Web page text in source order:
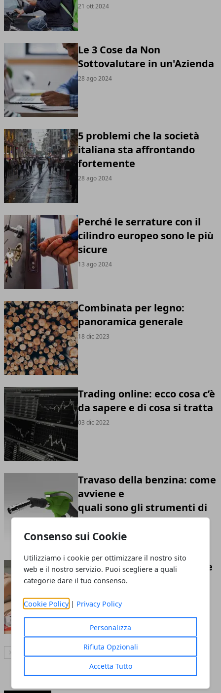
Consenso sui Cookie
Utilizziamo i cookie per ottimizzare il nostro sito
web e il nostro servizio. Puoi scegliere a quali
categorie dare il tuo consenso.
Cookie Policy | Privacy Policy
Personalizza
Rifiuta Opzionali
Accetta Tutto
21 ott 2024
Le 3 Cose da Non
Sottovalutare in un'Azienda
28 ago 2024
5 problemi che la società
italiana sta affrontando
fortemente
28 ago 2024
Perché le serrature con il
cilindro europeo sono le più
sicure
13 ago 2024
Combinata per legno:
panoramica generale
18 dic 2023
Trading online: ecco cosa c’è
da sapere e di cosa si tratta
03 dic 2022
Travaso della benzina: come
avviene e
quali sono gli strumenti di
cui servirsi?
05 nov 2022
Che cos'è e a che cosa serve
un defibrillatore
Articolo Successivo